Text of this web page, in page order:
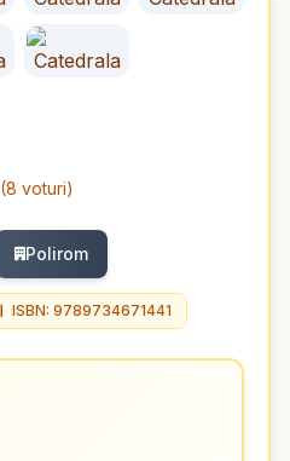
(8 voturi)
Polirom
ISBN: 9789734671441